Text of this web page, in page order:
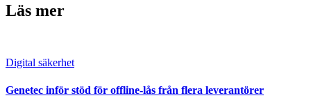
Läs mer
Digital säkerhet
Genetec inför stöd för offline-lås från flera leverantörer